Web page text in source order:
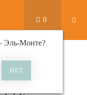
Эль-Монте?
0